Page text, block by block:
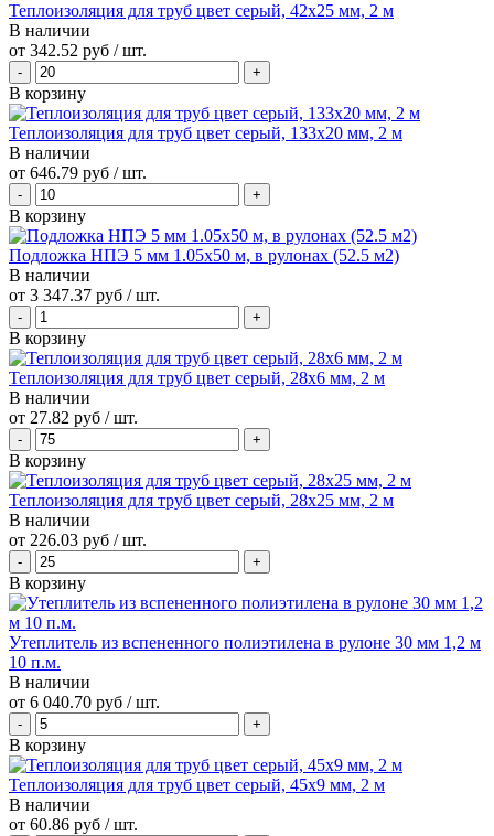
Теплоизоляция для труб цвет серый, 42x25 мм, 2 м
В наличии
от 342.52 руб / шт.
В корзину
Теплоизоляция для труб цвет серый, 133x20 мм, 2 м
В наличии
от 646.79 руб / шт.
В корзину
Подложка НПЭ 5 мм 1.05х50 м, в рулонах (52.5 м2)
В наличии
от 3 347.37 руб / шт.
В корзину
Теплоизоляция для труб цвет серый, 28x6 мм, 2 м
В наличии
от 27.82 руб / шт.
В корзину
Теплоизоляция для труб цвет серый, 28x25 мм, 2 м
В наличии
от 226.03 руб / шт.
В корзину
Утеплитель из вспененного полиэтилена в рулоне 30 мм 1,2 м
10 п.м.
В наличии
от 6 040.70 руб / шт.
В корзину
Теплоизоляция для труб цвет серый, 45x9 мм, 2 м
В наличии
от 60.86 руб / шт.